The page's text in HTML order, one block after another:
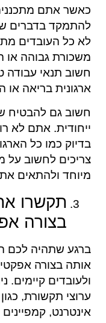
כאשר אתם
להתמקד בדברים
לא כל העובדים
משכורת גבוהה או
חשוב תנאי עבודה
ארגונית בריאה או
חשוב גם להבטיח
ייחודית. אתם לא
בדיוק כמו כל
צריכים לחשוב על
מיוחד ולהתאים
תקשרו
בצורה
ברגע שתהיה לכם
אותה בצורה
ולעובדים
ערוצי תקשורת,
אינטרנט,